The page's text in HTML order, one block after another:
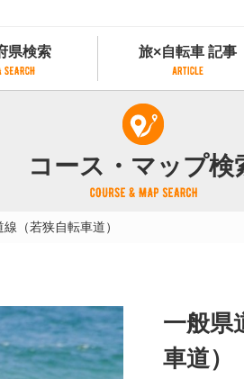
県検索
ング情報
旅×自転車 記事
旅×自転車 記事
記事一覧
カテゴリから探す
タグから探す
サイクリストに
サイクルトレイ
子供用自転車がある
タンデム自転車があ
鉄道駅に近いレンタ
コース・マップ検
（若狭自転車道）
一般県
車道）